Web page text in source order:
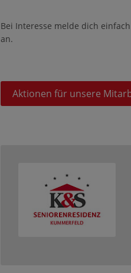
Bei Interesse melde dich
an.
Aktionen für unsere